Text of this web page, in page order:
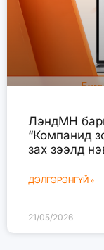
ЛэндМН
“Компанид
зах зээлд
ДЭЛГЭРЭНГҮЙ »
21/05/2026